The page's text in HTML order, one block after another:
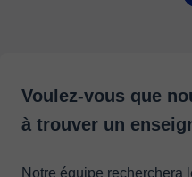
Voulez-vous que
à trouver un
Notre équipe recherchera